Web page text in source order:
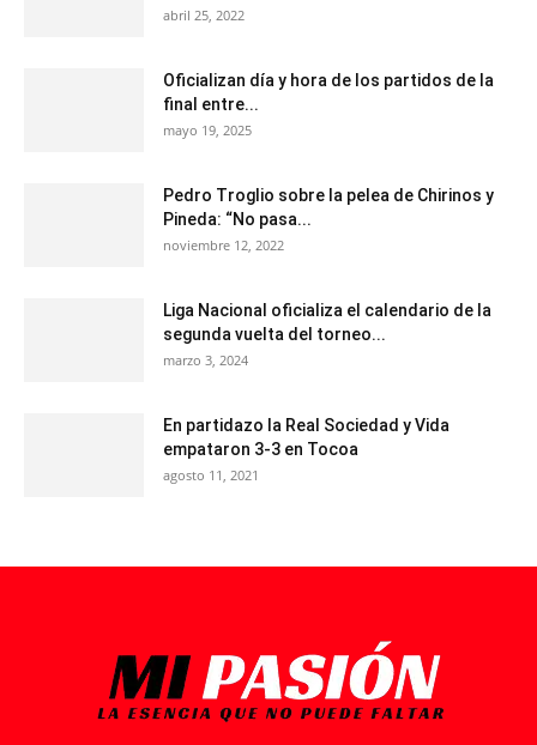
abril 25, 2022
Oficializan día y hora de los partidos de la
final entre...
mayo 19, 2025
Pedro Troglio sobre la pelea de Chirinos y
Pineda: “No pasa...
noviembre 12, 2022
Liga Nacional oficializa el calendario de la
segunda vuelta del torneo...
marzo 3, 2024
En partidazo la Real Sociedad y Vida
empataron 3-3 en Tocoa
agosto 11, 2021